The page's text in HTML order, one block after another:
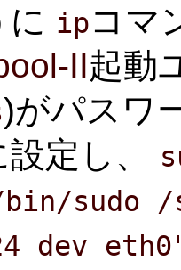
に ipコマ
II起動
)がパスワ
定し、
sudo
dev